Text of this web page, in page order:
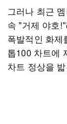
그러나 최근
속 "거제 야호
폭발적인 화제
톱100 차트에
차트 정상을